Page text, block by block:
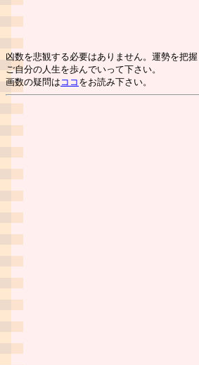
凶数を悲観する必要はありません。運勢を把
ご自分の人生を歩んでいって下さい。
画数の疑問は ココ をお読み下さい。